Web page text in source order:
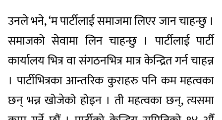
उनले भने, ‘म पार्टीलाई समाजमा लिएर जान चाहन्छु ।
समाजको सेवामा लिन चाहन्छु । पार्टीलाई पार्टी
कार्यालय भित्र वा संगठनभित्र मात्र केन्द्रित गर्न चाहन्न
। पार्टीभित्रका आन्तरिक कुराहरु पनि कम महत्वका
छन् भन्न खोजेको होइन । ती महत्वका छन्, त्यसमा